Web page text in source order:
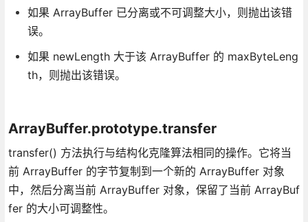
如果 ArrayBuffer 已分离或不可调整大小，则抛出该错
误。
如果 newLength 大于该 ArrayBuffer 的 maxByteLeng
th，则抛出该错误。
ArrayBuffer.prototype.transfer
transfer() 方法执行与结构化克隆算法相同的操作。它将当
前 ArrayBuffer 的字节复制到一个新的 ArrayBuffer 对象
中，然后分离当前 ArrayBuffer 对象，保留了当前 ArrayBuf
fer 的大小可调整性。